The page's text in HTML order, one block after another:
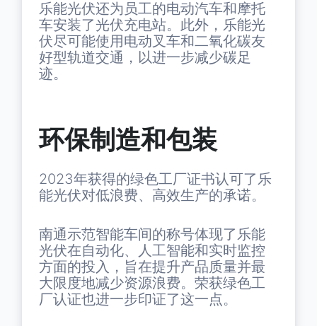
乐能光伏还为员工的电动汽车和摩托
车安装了光伏充电站。此外，乐能光
伏尽可能使用电动叉车和二氧化碳友
好型轨道交通，以进一步减少碳足
迹。
环保制造和包装
2023年获得的绿色工厂证书认可了乐
能光伏对低浪费、高效生产的承诺。
南通示范智能车间的称号体现了乐能
光伏在自动化、人工智能和实时监控
方面的投入，旨在提升产品质量并最
大限度地减少资源浪费。荣获绿色工
厂认证也进一步印证了这一点。